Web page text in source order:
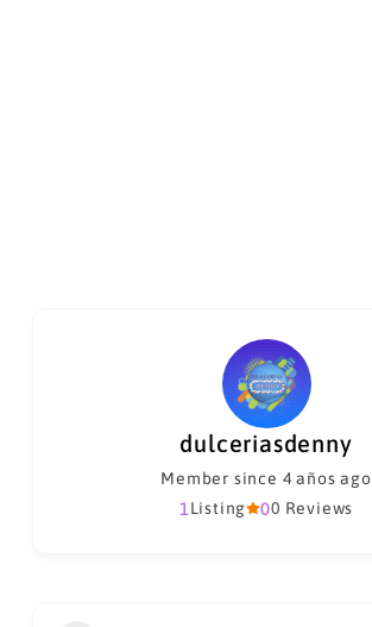
dulceriasdenny
Member since 4 años ago
00 Reviews
1Listing